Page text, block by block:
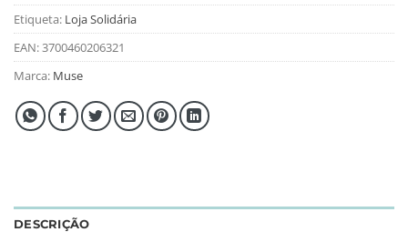
Etiqueta: Loja Solidária
EAN:3700460206321
Marca: Muse
DESCRIÇÃO